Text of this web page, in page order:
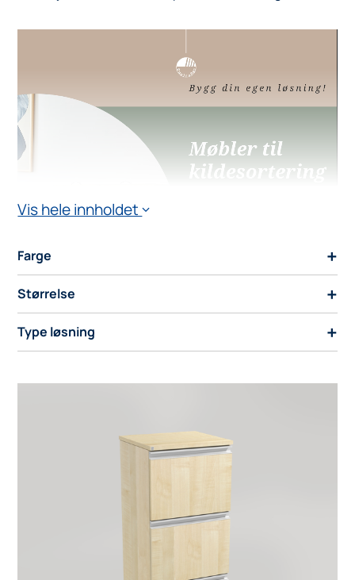
00:00
Ta kontakt med vår prosjektavdelig
Vis hele innholdet›
Farge +
19
Størrelse +
9
21
3
Type løsning +